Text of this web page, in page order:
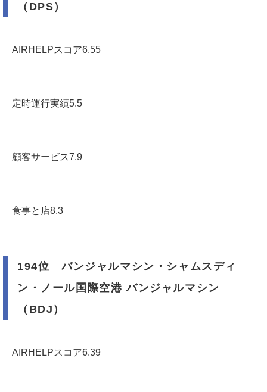
（DPS）
AIRHELPスコア6.55
定時運行実績5.5
顧客サービス7.9
食事と店8.3
194位 バンジャルマシン・シャムスディ
ン・ノール国際空港 バンジャルマシン
（BDJ）
AIRHELPスコア6.39